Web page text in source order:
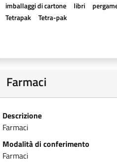
imballaggi di cartone
libri
Tetrapak
Tetra-pak
Farmaci
Descrizione
Farmaci
Modalità di conferimento
Farmaci